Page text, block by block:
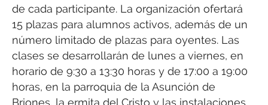
de cada participante. La organización ofertará
15 plazas para alumnos activos, además de un
número limitado de plazas para oyentes. Las
clases se desarrollarán de lunes a viernes, en
horario de 9:30 a 13:30 horas y de 17:00 a 19:00
horas, en la parroquia de la Asunción de
Briones, la ermita del Cristo y las instalaciones